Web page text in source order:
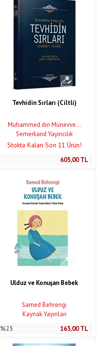
Tevhidin Sırları (Ciltli)
Muhammed ibn Münevve...
Semerkand Yayıncılık
Stokta Kalan Son 11 Ürün!
605,00TL
Ulduz ve Konuşan Bebek
Samed Behrengi
Kaynak Yayınları
%25
165,00TL